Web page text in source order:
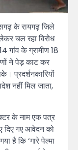
के रायगढ़ जिले
चल रहा विरोध
गांव के ग्रामीण 18
ने पेड़ काट कर
प्रदर्शनकारियों
नहीं मिल जाता,
के नाम एक पत्र
दिए गए आवेदन को
है कि ‘गारे पेल्मा